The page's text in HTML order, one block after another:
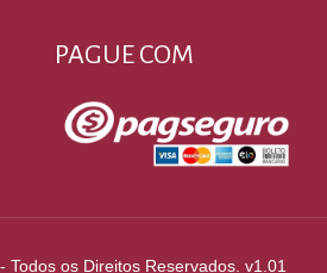
PAGUE COM
os Direitos Reservados. v1.01